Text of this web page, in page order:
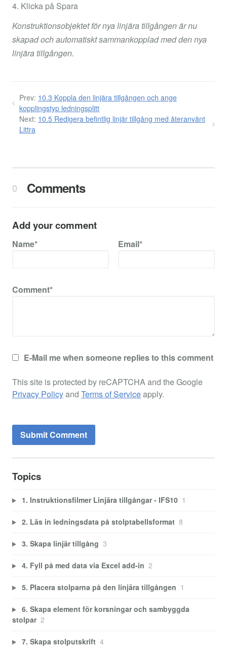
4. Klicka på Spara
Konstruktionsobjektet för nya linjära tillgången är nu
skapad och automatiskt sammankopplad med den nya
linjära tillgången.
Prev: 10.3 Koppla den linjära tillgången och ange
kopplingstyp ledningsplitt
Next: 10.5 Redigera befintlig linjär tillgång med återanvänt
Littra
0 Comments
Add your comment
Name* Email*
Comment*
E-Mail me when someone replies to this comment
This site is protected by reCAPTCHA and the Google
Privacy Policyand Terms of Serviceapply.
Topics
1. Instruktionsfilmer Linjära tillgångar - IFS10 1
2. Läs in ledningsdata på stolptabellsformat 8
3. Skapa linjär tillgång 3
4. Fyll på med data via Excel add-in 2
5. Placera stolparna på den linjära tillgången 1
6. Skapa element för korsningar och sambyggda
stolpar 2
7. Skapa stolputskrift 4